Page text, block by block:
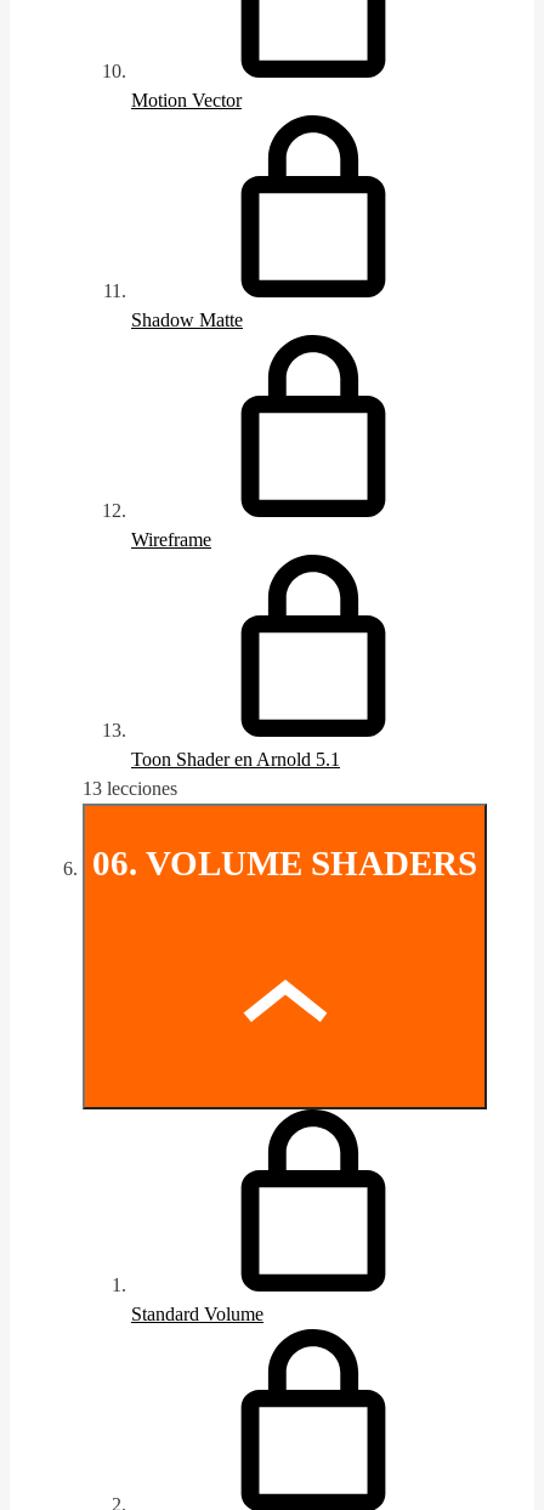
Motion Vector
Shadow Matte
Wireframe
Toon Shader en Arnold 5.1
13 lecciones
06. VOLUME SHADERS
Standard Volume